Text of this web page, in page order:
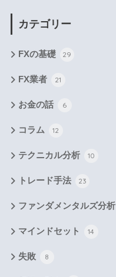
カテゴリー
FXの基礎 29
FX業者 21
お金の話 6
コラム 12
テクニカル分析 10
トレード手法 23
ファンダメンタルズ分析
マインドセット 14
失敗 8